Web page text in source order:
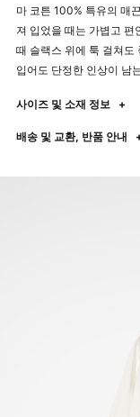
마 코튼 100% 특유의 매
져 입었을 때는 가볍고
때 슬랙스 위에 툭 걸쳐도
입어도 단정한 인상이 남
사이즈 및 소재 정보 +
배송 및 교환, 반품 안내